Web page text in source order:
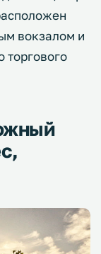
вокзалом и
торгового